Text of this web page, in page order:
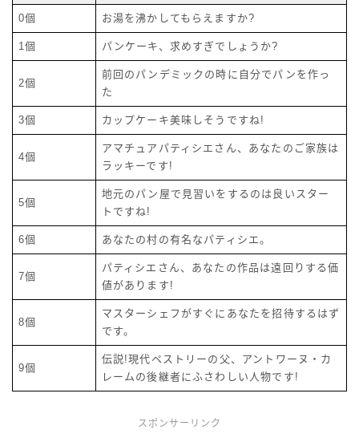
0個 お湯を沸かしてもらえますか?
1個 パンケーキ、求めすぎでしょうか?
2個
前回のパンデミックの時に自分でパンを作っ
た
3個 カップケーキ美味しそうですね!
4個
アマチュアパティシエさん、あなたのご家族は
ラッキーです!
5個
地元のパン屋で見習いをするのは良いスター
トですね!
6個 あなたの村の有名なパティシエ。
7個
パティシエさん、あなたの作品は遠回りする価
値があります!
8個
マスターシェフがすぐにあなたを招待するはず
です。
9個
伝説!現代ペストリーの父、アントワーヌ・カ
レームの後継者にふさわしい人物です!
スポンサーリンク